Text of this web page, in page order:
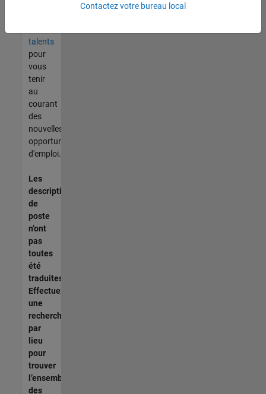
talents
pour
vous
tenir
au
courant
des
nouvelles
opportunités
d'emploi.
Les
descriptions
de
poste
n’ont
pas
toutes
été
traduites.
Effectuez
une
recherche
par
lieu
pour
trouver
l’ensemble
des
Contactez votre bureau local